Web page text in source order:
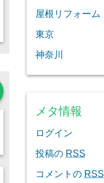
屋根リフォーム
東京
神奈川
メタ情報
ログイン
投稿の RSS
コメントの RSS